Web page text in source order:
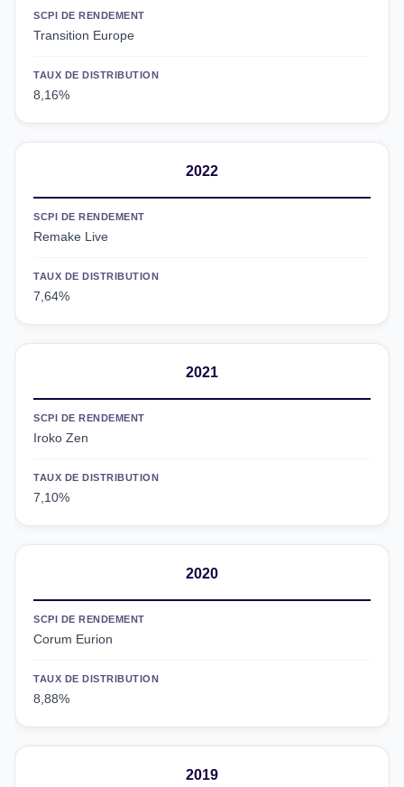
SCPI DE RENDEMENT
Transition Europe
TAUX DE DISTRIBUTION
8,16%
2022
SCPI DE RENDEMENT
Remake Live
TAUX DE DISTRIBUTION
7,64%
2021
SCPI DE RENDEMENT
Iroko Zen
TAUX DE DISTRIBUTION
7,10%
2020
SCPI DE RENDEMENT
Corum Eurion
TAUX DE DISTRIBUTION
8,88%
2019